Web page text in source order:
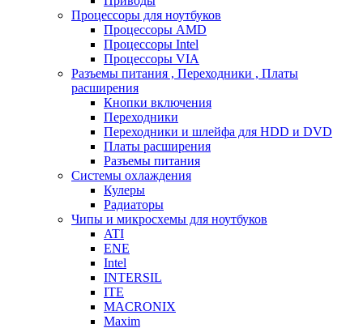
Процессоры для ноутбуков
Процессоры AMD
Процессоры Intel
Процессоры VIA
Разъемы питания , Переходники , Платы
расширения
Кнопки включения
Переходники
Переходники и шлейфа для HDD и DVD
Платы расширения
Разъемы питания
Системы охлаждения
Кулеры
Радиаторы
Чипы и микросхемы для ноутбуков
ATI
ENE
Intel
INTERSIL
ITE
MACRONIX
Maxim